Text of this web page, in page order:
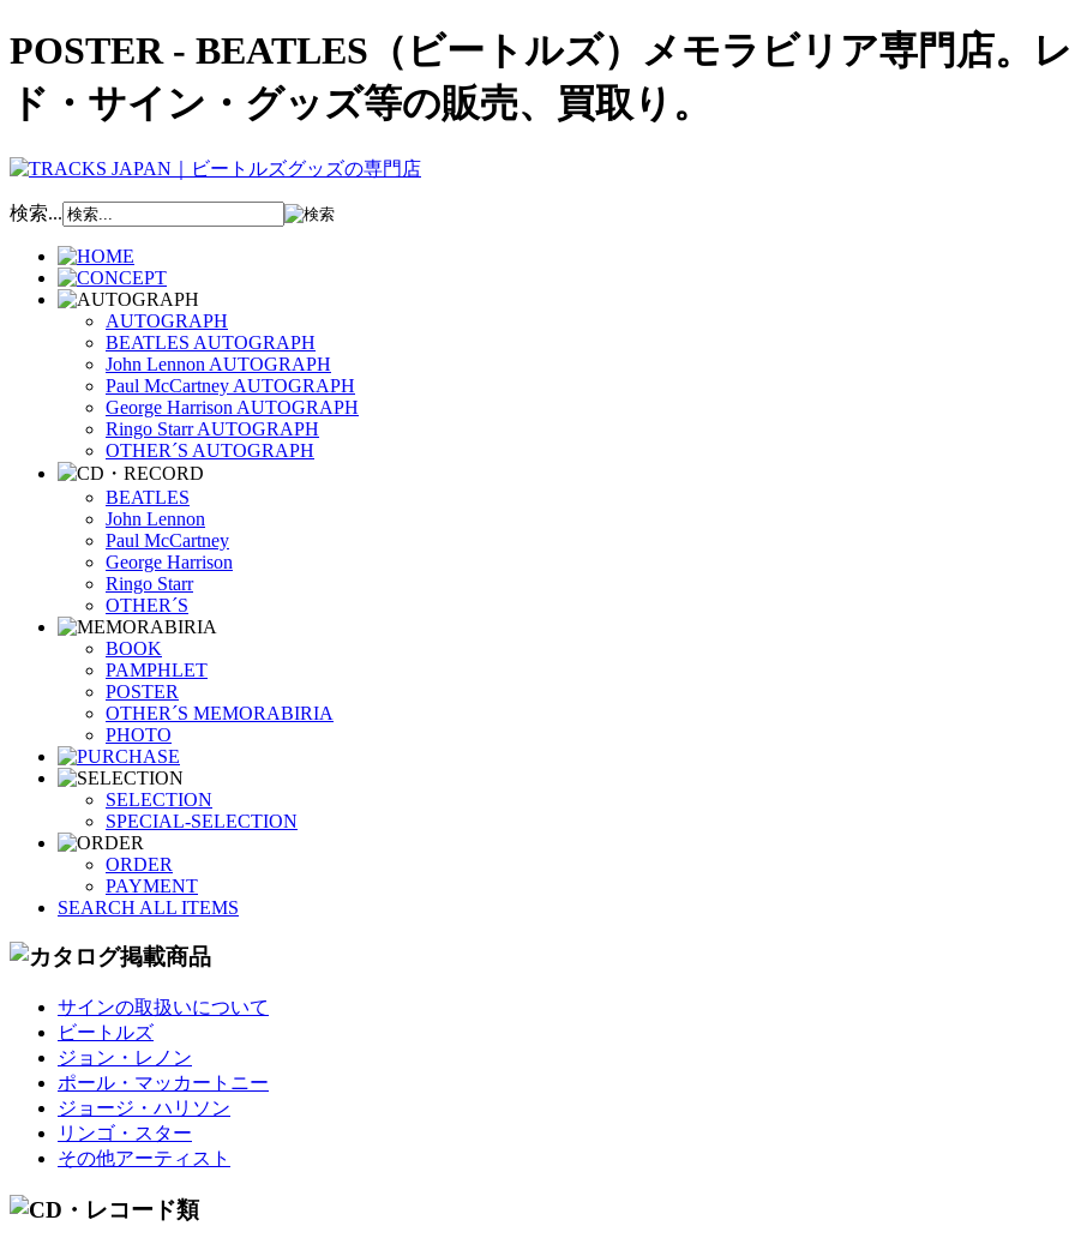
POSTER - BEATLES（ビートルズ）メモラビリア専門店。
ド・サイン・グッズ等の販売、買取り。
検索...
AUTOGRAPH
BEATLES AUTOGRAPH
John Lennon AUTOGRAPH
Paul McCartney AUTOGRAPH
George Harrison AUTOGRAPH
Ringo Starr AUTOGRAPH
OTHER´S AUTOGRAPH
BEATLES
John Lennon
Paul McCartney
George Harrison
Ringo Starr
OTHER´S
BOOK
PAMPHLET
POSTER
OTHER´S MEMORABIRIA
PHOTO
SELECTION
SPECIAL-SELECTION
ORDER
PAYMENT
SEARCH ALL ITEMS
サインの取扱いについて
ビートルズ
ジョン・レノン
ポール・マッカートニー
ジョージ・ハリソン
リンゴ・スター
その他アーティスト